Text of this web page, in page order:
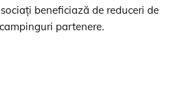
beneficiază de reduceri de
partenere.